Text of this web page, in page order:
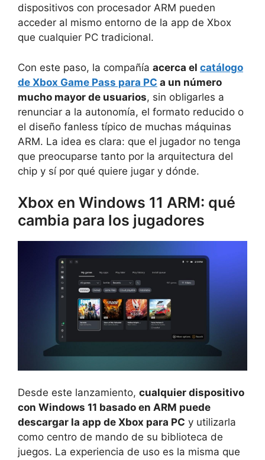
dispositivos con procesador ARM pueden
acceder al mismo entorno de la app de Xbox
que cualquier PC tradicional.
Con este paso, la compañía acerca el catálogo
de Xbox Game Pass para PC a un número
mucho mayor de usuarios, sin obligarles a
renunciar a la autonomía, el formato reducido o
el diseño fanless típico de muchas máquinas
ARM. La idea es clara: que el jugador no tenga
que preocuparse tanto por la arquitectura del
chip y sí por qué quiere jugar y dónde.
Xbox en Windows 11 ARM: qué
cambia para los jugadores
Desde este lanzamiento, cualquier dispositivo
con Windows 11 basado en ARM puede
descargar la app de Xbox para PC y utilizarla
como centro de mando de su biblioteca de
juegos. La experiencia de uso es la misma que